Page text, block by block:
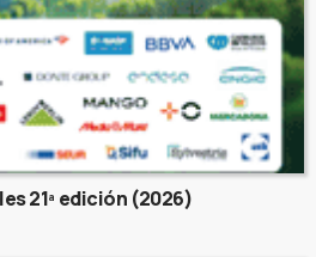
21ª edición (2026)